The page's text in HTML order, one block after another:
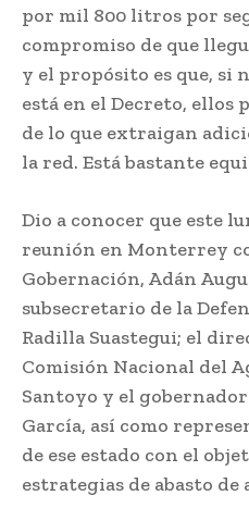
por mil 800 litros por
compromiso de que
y el propósito es que, si
está en el Decreto, ellos
de lo que extraigan
la red. Está bastante
Dio a conocer que este
reunión en Monterrey
Gobernación, Adán
subsecretario de la
Radilla Suastegui; el
Comisión Nacional del
Santoyo y el gobernador
García, así como
de ese estado con el
estrategias de abasto de